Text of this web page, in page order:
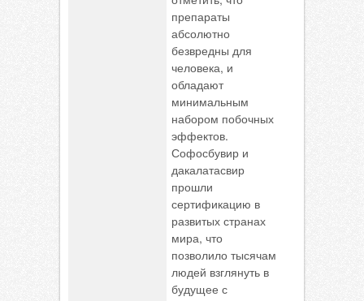
препараты
абсолютно
безвредны для
человека, и
обладают
минимальным
набором побочных
эффектов.
Софосбувир и
дакалатасвир
прошли
сертификацию в
развитых странах
мира, что
позволило тысячам
людей взглянуть в
будущее с